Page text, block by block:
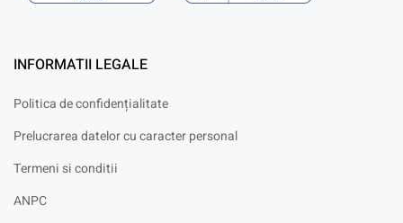
INFORMATII LEGALE
Politica de confidențialitate
Prelucrarea datelor cu caracter personal
Termeni si conditii
ANPC